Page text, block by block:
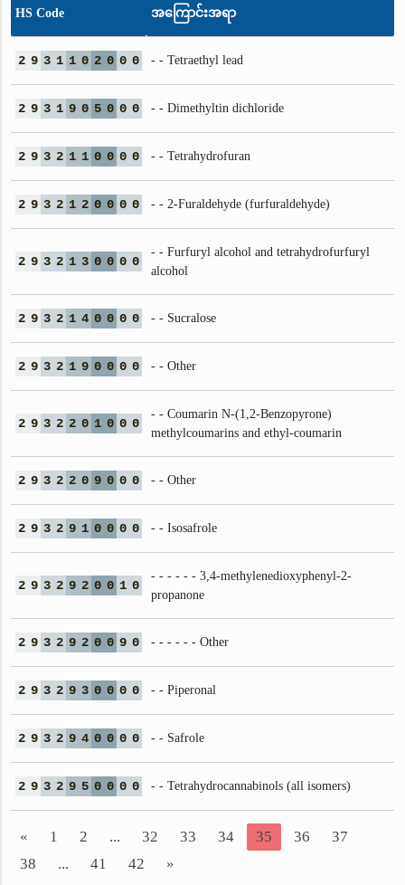
HS Code အကြောင်းအရာ
2 9 3 1 1 0 2 0 0 0 - - Tetraethyl lead
2 9 3 1 9 0 5 0 0 0 - - Dimethyltin dichloride
2 9 3 2 1 1 0 0 0 0 - - Tetrahydrofuran
2 9 3 2 1 2 0 0 0 0 - - 2-Furaldehyde (furfuraldehyde)
2 9 3 2 1 3 0 0 0 0
- - Furfuryl alcohol and tetrahydrofurfuryl
alcohol
2 9 3 2 1 4 0 0 0 0 - - Sucralose
2 9 3 2 1 9 0 0 0 0 - - Other
2 9 3 2 2 0 1 0 0 0
- - Coumarin N-(1,2-Benzopyrone)
methylcoumarins and ethyl-coumarin
2 9 3 2 2 0 9 0 0 0 - - Other
2 9 3 2 9 1 0 0 0 0 - - Isosafrole
2 9 3 2 9 2 0 0 1 0
- - - - - - 3,4-methylenedioxyphenyl-2-
propanone
2 9 3 2 9 2 0 0 9 0 - - - - - - Other
2 9 3 2 9 3 0 0 0 0 - - Piperonal
2 9 3 2 9 4 0 0 0 0 - - Safrole
2 9 3 2 9 5 0 0 0 0 - - Tetrahydrocannabinols (all isomers)
« 1 2 ... 32 33 34 35 36
37
38
... 41 42 »